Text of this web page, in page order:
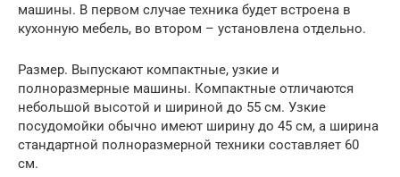
машины. В первом случае техника будет встроена в
кухонную мебель, во втором – установлена отдельно.
Размер. Выпускают компактные, узкие и
полноразмерные машины. Компактные отличаются
небольшой высотой и шириной до 55 см. Узкие
посудомойки обычно имеют ширину до 45 см, а ширина
стандартной полноразмерной техники составляет 60
см.